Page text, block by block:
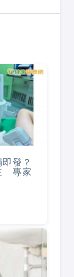
發？
專家